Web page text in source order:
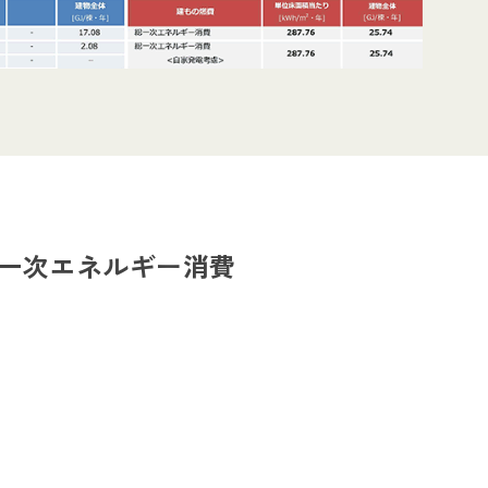
次エネルギー消費